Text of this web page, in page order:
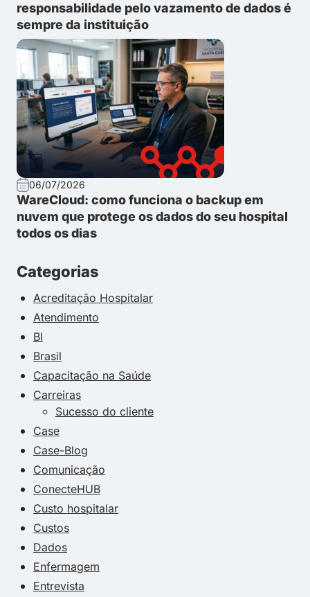
responsabilidade pelo vazamento de dados é
sempre da instituição
06/07/2026
WareCloud: como funciona o backup em
nuvem que protege os dados do seu hospital
todos os dias
Categorias
Acreditação Hospitalar
Atendimento
BI
Brasil
Capacitação na Saúde
Carreiras
Sucesso do cliente
Case
Case-Blog
Comunicação
ConecteHUB
Custo hospitalar
Custos
Dados
Enfermagem
Entrevista